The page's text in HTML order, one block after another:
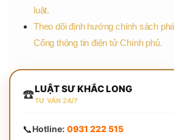
luật.
Theo dõi định hướng chính sách
Cổng thông tin điện tử Chính phủ.
☎️LUẬT SƯ KHẮC LONG
TƯ VẤN 24/7
📞Hotline: 0931 222 515